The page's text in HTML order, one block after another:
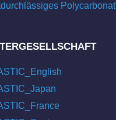
Polycarbonat